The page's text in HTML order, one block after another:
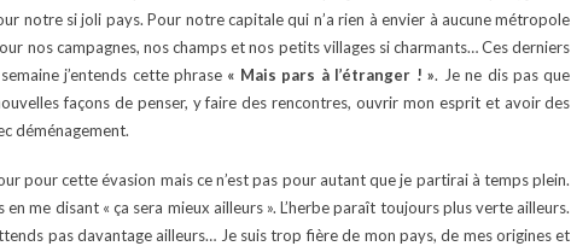
notre si joli pays. Pour notre capitale qui n’a rien à envier à aucune métropole
nos campagnes, nos champs et nos petits villages si charmants… Ces derniers
j’entends cette phrase « Mais pars à l’étranger ! ». Je ne dis pas que
façons de penser, y faire des rencontres, ouvrir mon esprit et avoir des
déménagement.
pour cette évasion mais ce n’est pas pour autant que je partirai à temps plein.
me disant « ça sera mieux ailleurs ». L’herbe paraît toujours plus verte ailleurs.
pas davantage ailleurs… Je suis trop fière de mon pays, de mes origines et